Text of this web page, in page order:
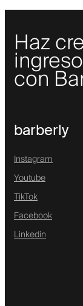
Haz
con
barberly
Instagram
Youtube
TikTok
Facebook
Linkedin